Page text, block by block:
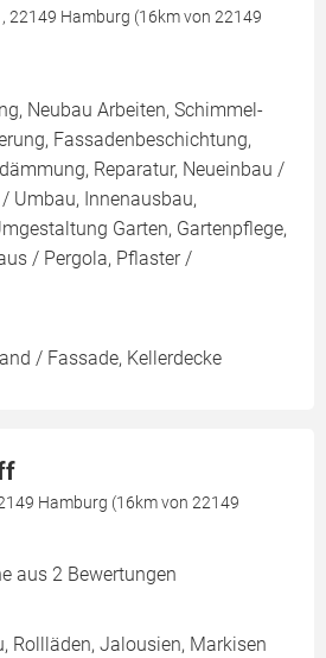
22149 Hamburg (16km von 22149
Neubau Arbeiten, Schimmel-
Fassadenbeschichtung,
Reparatur, Neueinbau /
Umbau, Innenausbau,
Garten, Gartenpflege,
/ Pergola, Pflaster /
/ Fassade, Kellerdecke
Hamburg (16km von 22149
aus 2 Bewertungen
Rollläden, Jalousien, Markisen